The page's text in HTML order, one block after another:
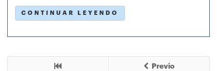
CONTINUAR LEYENDO
Previo